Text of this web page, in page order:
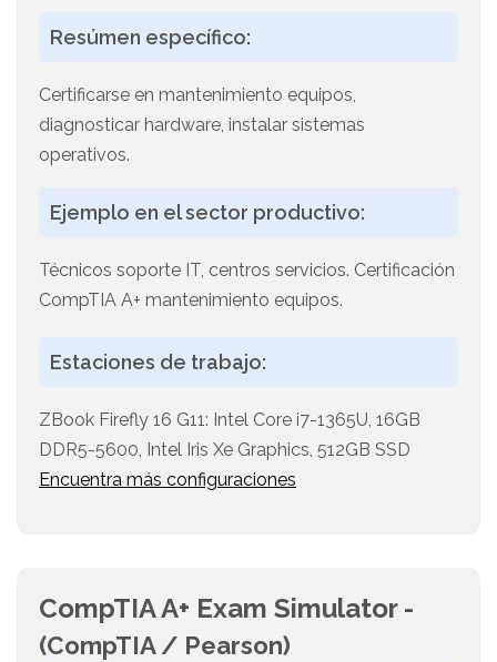
Resúmen específico:
Certificarse en mantenimiento equipos,
diagnosticar hardware, instalar sistemas
operativos.
Ejemplo en el sector productivo:
Técnicos soporte IT, centros servicios. Certificación
CompTIA A+ mantenimiento equipos.
Estaciones de trabajo:
ZBook Firefly 16 G11: Intel Core i7-1365U, 16GB
DDR5-5600, Intel Iris Xe Graphics, 512GB SSD
Encuentra más configuraciones
CompTIA A+ Exam Simulator -
(CompTIA / Pearson)